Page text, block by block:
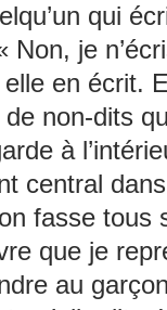
qui
Non, je
en écrit.
non-dits
à
central
fasse tous
que je
au